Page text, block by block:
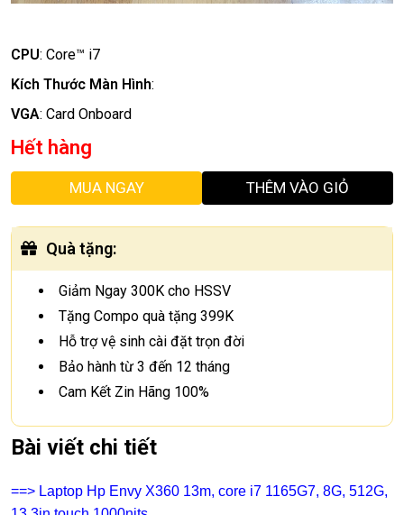
CPU: Core™ i7
Kích Thước Màn Hình:
VGA: Card Onboard
Hết hàng
MUA NGAY THÊM VÀO GIỎ
Quà tặng:
Giảm Ngay 300K cho HSSV
Tặng Compo quà tặng 399K
Hỗ trợ vệ sinh cài đặt trọn đời
Bảo hành từ 3 đến 12 tháng
Cam Kết Zin Hãng 100%
Bài viết chi tiết
==> Laptop Hp Envy X360 13m, core i7 1165G7, 8G, 512G,